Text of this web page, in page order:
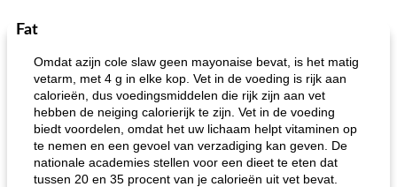
One Dish Meal
Fat
Omdat azijn cole slaw geen mayonaise bevat, is het matig
vetarm, met 4 g in elke kop. Vet in de voeding is rijk aan
calorieën, dus voedingsmiddelen die rijk zijn aan vet
hebben de neiging calorierijk te zijn. Vet in de voeding
biedt voordelen, omdat het uw lichaam helpt vitaminen op
te nemen en een gevoel van verzadiging kan geven. De
nationale academies stellen voor een dieet te eten dat
tussen 20 en 35 procent van je calorieën uit vet bevat.